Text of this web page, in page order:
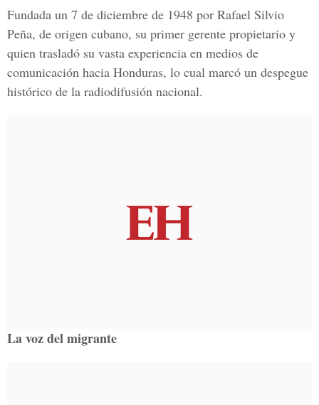
Fundada un 7 de diciembre de 1948 por Rafael Silvio
Peña, de origen cubano, su primer gerente propietario y
quien trasladó su vasta experiencia en medios de
comunicación hacia Honduras, lo cual marcó un despegue
histórico de la radiodifusión nacional.
La voz del migrante